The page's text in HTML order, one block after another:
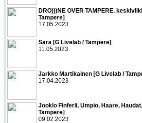
DRO)))NE OVER TAMPERE,
Tampere]
17.05.2023
Sara [G Livelab / Tampere]
11.05.2023
Jarkko Martikainen [G Livelab /
17.04.2023
Jooklo Finferli, Umpio, Haare,
Tampere]
09.02.2023